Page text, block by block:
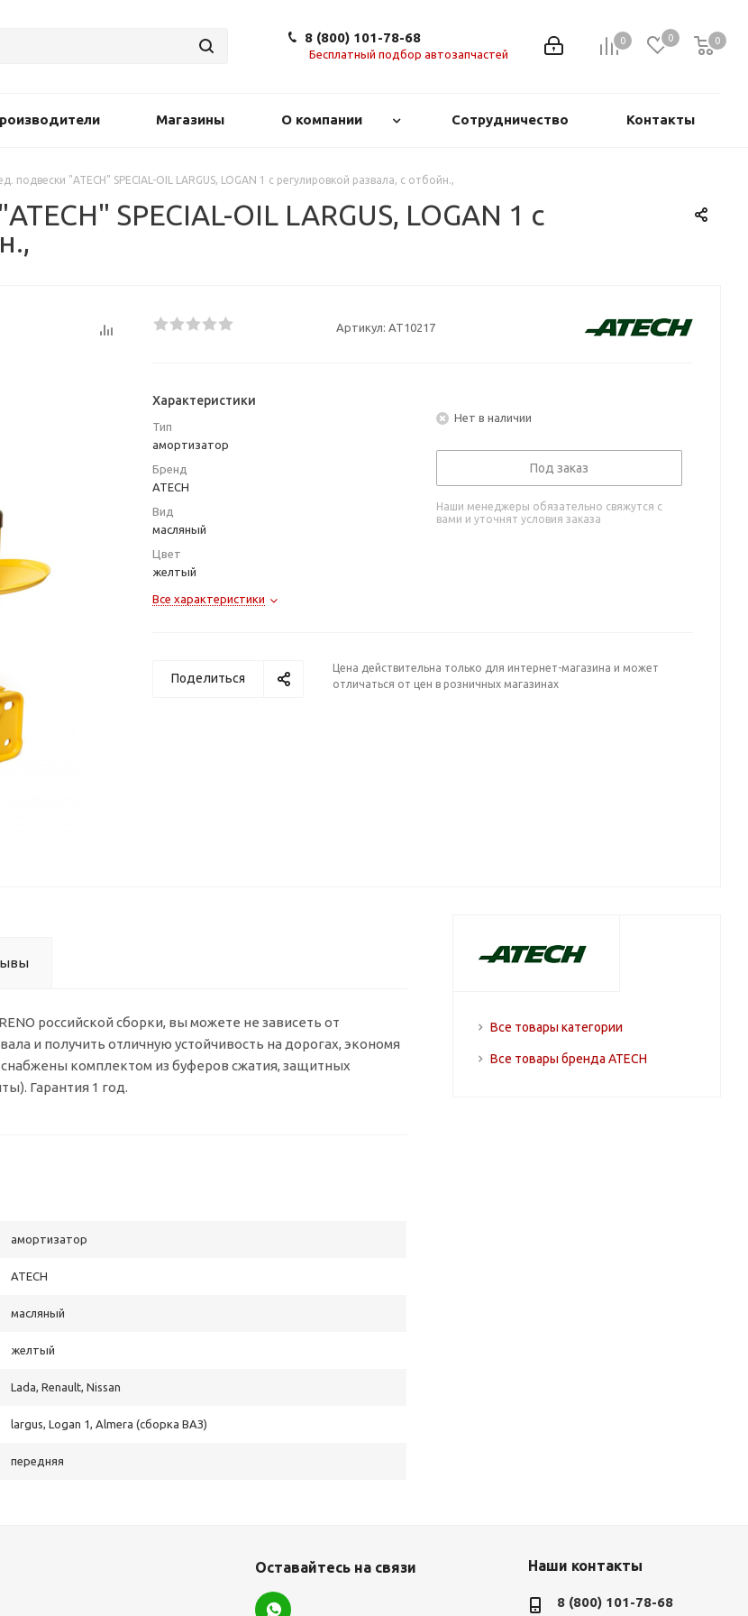
0 0 0
0
8 (800) 101-78-68
Бесплатный подбор автозапчастей
Магазины О компании Сотрудничество Контакты
подвески "ATECH" SPECIAL-OIL LARGUS, LOGAN 1 c регулировкой развала, с отбойн.,
SPECIAL-OIL LARGUS, LOGAN 1 c
Артикул: AT10217
Характеристики
Тип
амортизатор
Бренд
ATECH
Вид
масляный
Цвет
желтый
Все характеристики
Нет в наличии
Под заказ
Наши менеджеры обязательно свяжутся с
вами и уточнят условия заказа
Поделиться
Цена действительна только для интернет-магазина и может
отличаться от цен в розничных магазинах
российской сборки, вы можете не зависеть от
и получить отличную устойчивость на дорогах, экономя
комплектом из буферов сжатия, защитных
Гарантия 1 год.
амортизатор
ATECH
масляный
желтый
Lada, Renault, Nissan
largus, Logan 1, Almera (сборка ВАЗ)
передняя
Все товары категории
Все товары бренда ATECH
Оставайтесь на связи Наши контакты
8 (800) 101-78-68